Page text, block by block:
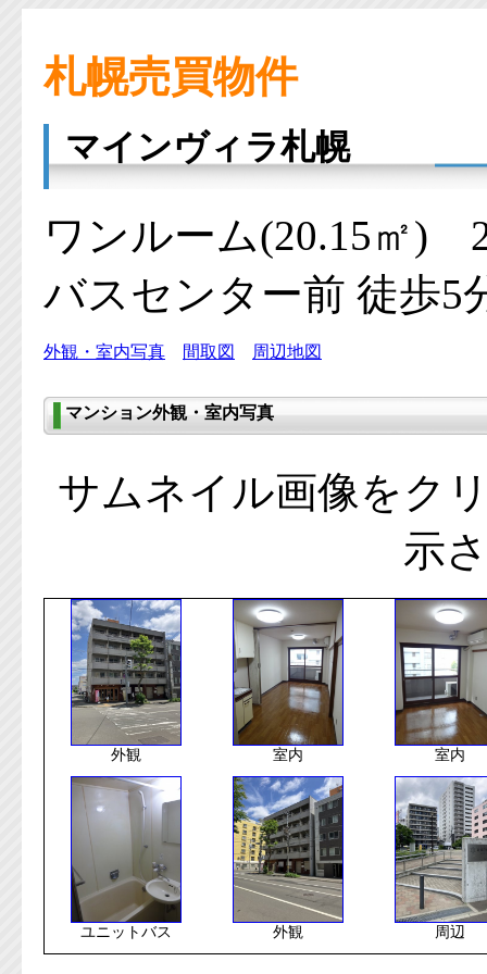
札幌売買物件
マインヴィラ札幌
ワンルーム(20.15㎡
バスセンター前 徒歩5
外観・室内写真 間取図 周辺地図
マンション外観・室内写真
サムネイル画像をク
示
外観 室内 室内
ユニットバス 外観 周辺